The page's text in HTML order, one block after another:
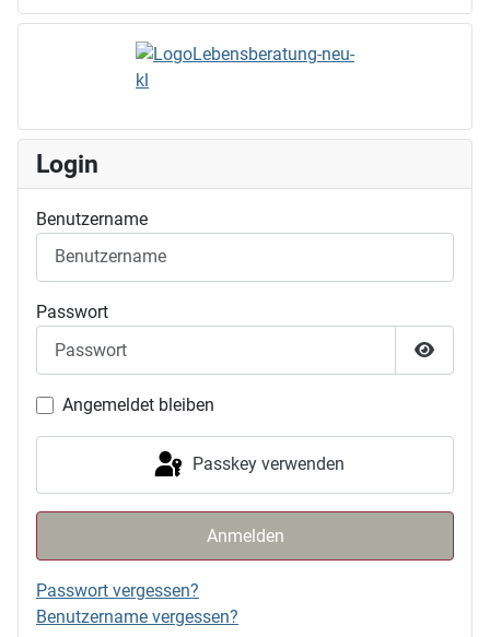
Login
Benutzername
Passwort
Angemeldet bleiben
Passkey verwenden
Anmelden
Passwort vergessen?
Benutzername vergessen?